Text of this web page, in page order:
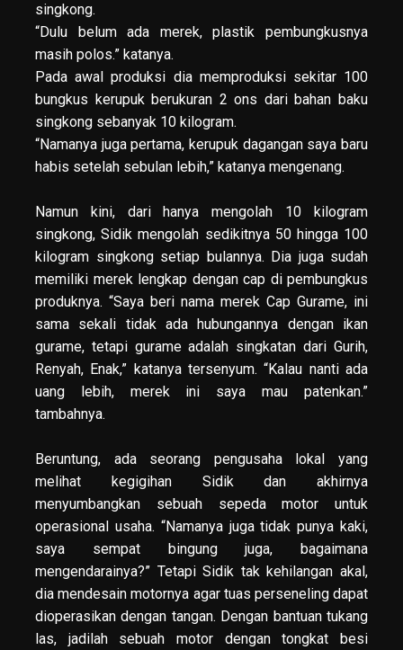
singkong.
“Dulu belum ada merek, plastik pembungkusnya
masih polos.” katanya.
Pada awal produksi dia memproduksi sekitar 100
bungkus kerupuk berukuran 2 ons dari bahan baku
singkong sebanyak 10 kilogram.
“Namanya juga pertama, kerupuk dagangan saya baru
habis setelah sebulan lebih,” katanya mengenang.
Namun kini, dari hanya mengolah 10 kilogram
singkong, Sidik mengolah sedikitnya 50 hingga 100
kilogram singkong setiap bulannya. Dia juga sudah
memiliki merek lengkap dengan cap di pembungkus
produknya. “Saya beri nama merek Cap Gurame, ini
sama sekali tidak ada hubungannya dengan ikan
gurame, tetapi gurame adalah singkatan dari Gurih,
Renyah, Enak,” katanya tersenyum. “Kalau nanti ada
uang lebih, merek ini saya mau patenkan.”
tambahnya.
Beruntung, ada seorang pengusaha lokal yang
melihat kegigihan Sidik dan akhirnya
menyumbangkan sebuah sepeda motor untuk
operasional usaha. “Namanya juga tidak punya kaki,
saya sempat bingung juga, bagaimana
mengendarainya?” Tetapi Sidik tak kehilangan akal,
dia mendesain motornya agar tuas perseneling dapat
dioperasikan dengan tangan. Dengan bantuan tukang
las, jadilah sebuah motor dengan tongkat besi